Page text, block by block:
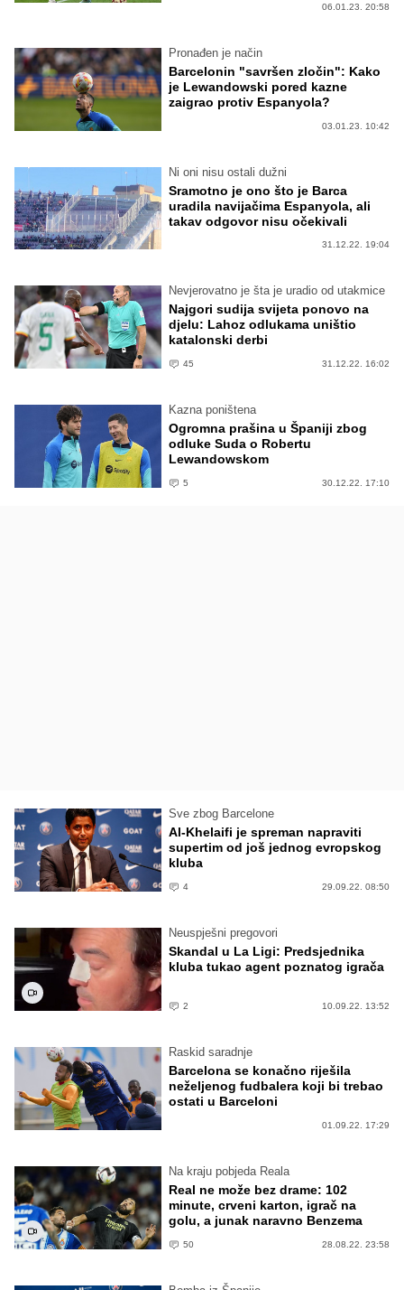
06.01.23. 20:58
Pronađen je način
Barcelonin "savršen zločin": Kako
je Lewandowski pored kazne
zaigrao protiv Espanyola?
03.01.23. 10:42
Ni oni nisu ostali dužni
Sramotno je ono što je Barca
uradila navijačima Espanyola, ali
takav odgovor nisu očekivali
31.12.22. 19:04
Nevjerovatno je šta je uradio od utakmice
Najgori sudija svijeta ponovo na
djelu: Lahoz odlukama uništio
katalonski derbi
45 31.12.22. 16:02
Kazna poništena
Ogromna prašina u Španiji zbog
odluke Suda o Robertu
Lewandowskom
5 30.12.22. 17:10
Sve zbog Barcelone
Al-Khelaifi je spreman napraviti
supertim od još jednog evropskog
kluba
4 29.09.22. 08:50
Neuspješni pregovori
Skandal u La Ligi: Predsjednika
kluba tukao agent poznatog igrača
2 10.09.22. 13:52
Raskid saradnje
Barcelona se konačno riješila
neželjenog fudbalera koji bi trebao
ostati u Barceloni
01.09.22. 17:29
Na kraju pobjeda Reala
Real ne može bez drame: 102
minute, crveni karton, igrač na
golu, a junak naravno Benzema
50 28.08.22. 23:58